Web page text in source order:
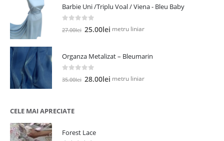
fost:
35.00lei.
21.00lei.
Barbie Uni /Triplu Voal / Viena - Bleu Baby
out of 5
27.00lei Prețul
fost:
27.00lei.
25.00lei Prețul
25.00lei.
metru liniar
Organza Metalizat – Bleumarin
out of 5
35.00lei Prețul
28.00lei Prețul
metru liniar
CELE MAI APRECIATE
Forest Lace